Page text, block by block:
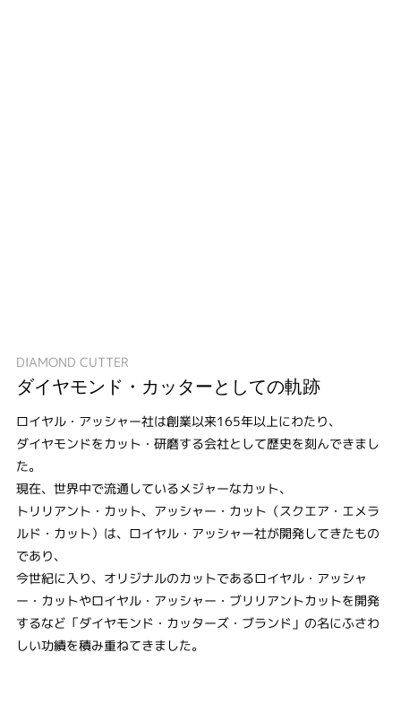
DIAMOND CUTTER
ダイヤモンド・カッターとしての軌跡
ロイヤル・アッシャー社は創業以来165年以上にわたり、
ダイヤモンドをカット・研磨する会社として歴史を刻んできまし
た。
現在、世界中で流通しているメジャーなカット、
トリリアント・カット、アッシャー・カット（スクエア・エメラ
ルド・カット）は、ロイヤル・アッシャー社が開発してきたもの
であり、
今世紀に入り、オリジナルのカットであるロイヤル・アッシャ
ー・カットやロイヤル・アッシャー・ブリリアントカットを開発
するなど「ダイヤモンド・カッターズ・ブランド」の名にふさわ
しい功績を積み重ねてきました。